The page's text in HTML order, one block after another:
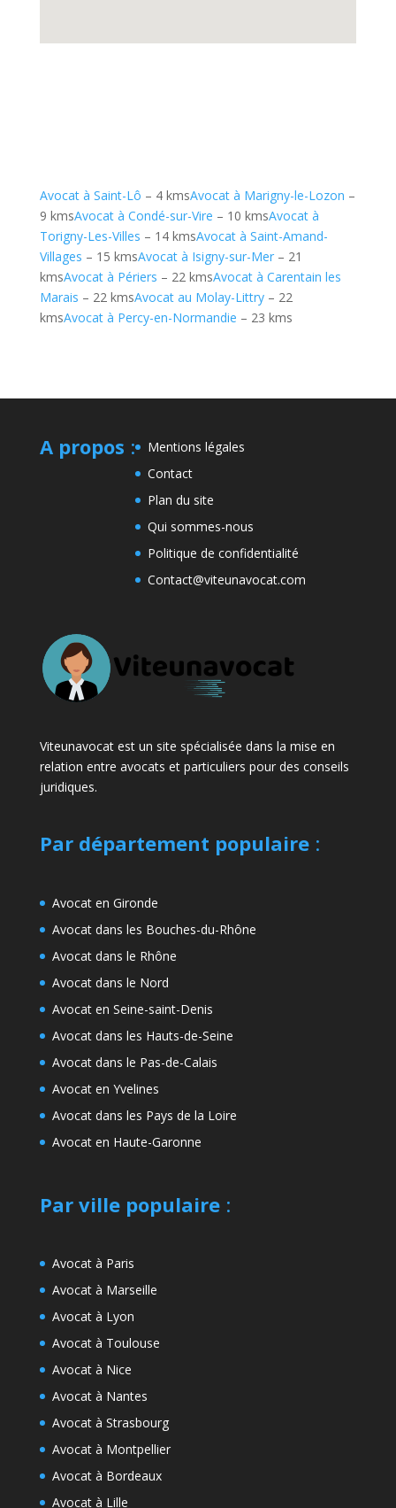
Avocat à Saint-Lô – 4 kmsAvocat à Marigny-le-Lozon –
9 kmsAvocat à Condé-sur-Vire – 10 kmsAvocat à
Torigny-Les-Villes – 14 kmsAvocat à Saint-Amand-
Villages – 15 kmsAvocat à Isigny-sur-Mer– 21
kmsAvocat à Périers – 22 kmsAvocat à Carentain les
Marais – 22 kmsAvocat au Molay-Littry– 22
kmsAvocat à Percy-en-Normandie – 23 kms
A propos :
Mentions légales
Contact
Plan du site
Qui sommes-nous
Politique de confidentialité
Contact@viteunavocat.com
Viteunavocat est un site spécialisée dans la mise en
relation entre avocats et particuliers pour des conseils
juridiques.
Par département populaire:
Avocat en Gironde
Avocat dans les Bouches-du-Rhône
Avocat dans le Rhône
Avocat dans le Nord
Avocat en Seine-saint-Denis
Avocat dans les Hauts-de-Seine
Avocat dans le Pas-de-Calais
Avocat en Yvelines
Avocat dans les Pays de la Loire
Avocat en Haute-Garonne
Par ville populaire:
Avocat à Paris
Avocat à Marseille
Avocat à Lyon
Avocat à Toulouse
Avocat à Nice
Avocat à Nantes
Avocat à Strasbourg
Avocat à Montpellier
Avocat à Bordeaux
Avocat à Lille